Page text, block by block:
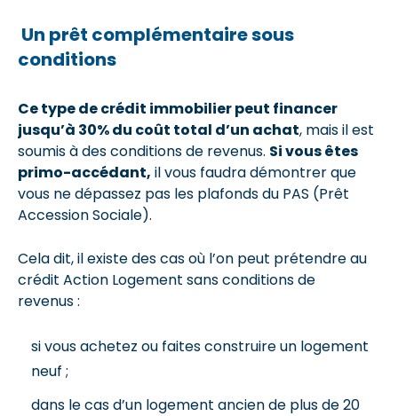
Un prêt complémentaire sous
conditions
Ce type de crédit immobilier peut financer
jusqu’à 30% du coût total d’un achat, mais il est
soumis à des conditions de revenus. Si vous êtes
primo-accédant, il vous faudra démontrer que
vous ne dépassez pas les plafonds du PAS (Prêt
Accession Sociale).
Cela dit, il existe des cas où l’on peut prétendre au
crédit Action Logement sans conditions de
revenus :
si vous achetez ou faites construire un logement
neuf ;
dans le cas d’un logement ancien de plus de 20